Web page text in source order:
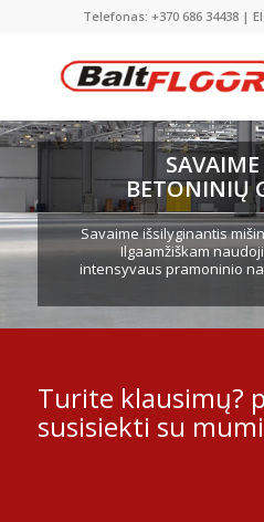
Telefonas: +370 686 34438 |
BETONINIŲ
Savaime išsilyginantis
Ilgaamžiškam
intensyvaus pramoninio
Turite klausimų?
susisiekti su